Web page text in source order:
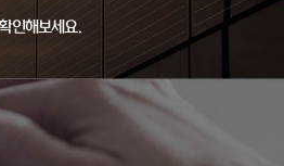
인해보세요.